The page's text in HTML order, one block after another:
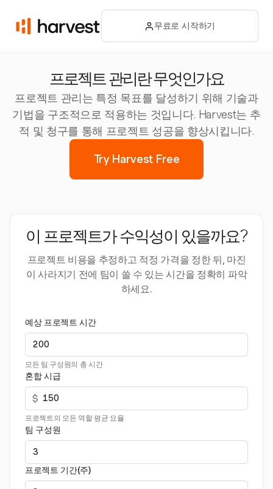
무료로 시작하기
프로젝트 관리란 무엇인가요
프로젝트 관리는 특정 목표를 달성하기 위해 기술과
기법을 구조적으로 적용하는 것입니다. Harvest는 추
적 및 청구를 통해 프로젝트 성공을 향상시킵니다.
Try Harvest Free
이 프로젝트가 수익성이 있을까요?
프로젝트 비용을 추정하고 적정 가격을 정한 뒤, 마진
이 사라지기 전에 팀이 쓸 수 있는 시간을 정확히 파악
하세요.
예상 프로젝트 시간
모든 팀 구성원의 총 시간
혼합 시급
$
프로젝트의 모든 역할 평균 요율
팀 구성원
프로젝트 기간(주)